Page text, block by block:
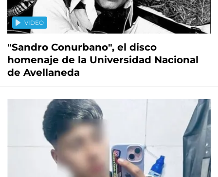
VIDEO
"Sandro Conurbano", el disco
homenaje de la Universidad Nacional
de Avellaneda